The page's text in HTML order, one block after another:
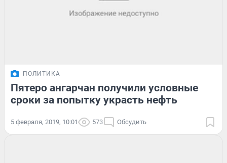
ПОЛИТИКА
Пятеро ангарчан получили условные
сроки за попытку украсть нефть
5 февраля, 2019, 10:01 573 Обсудить